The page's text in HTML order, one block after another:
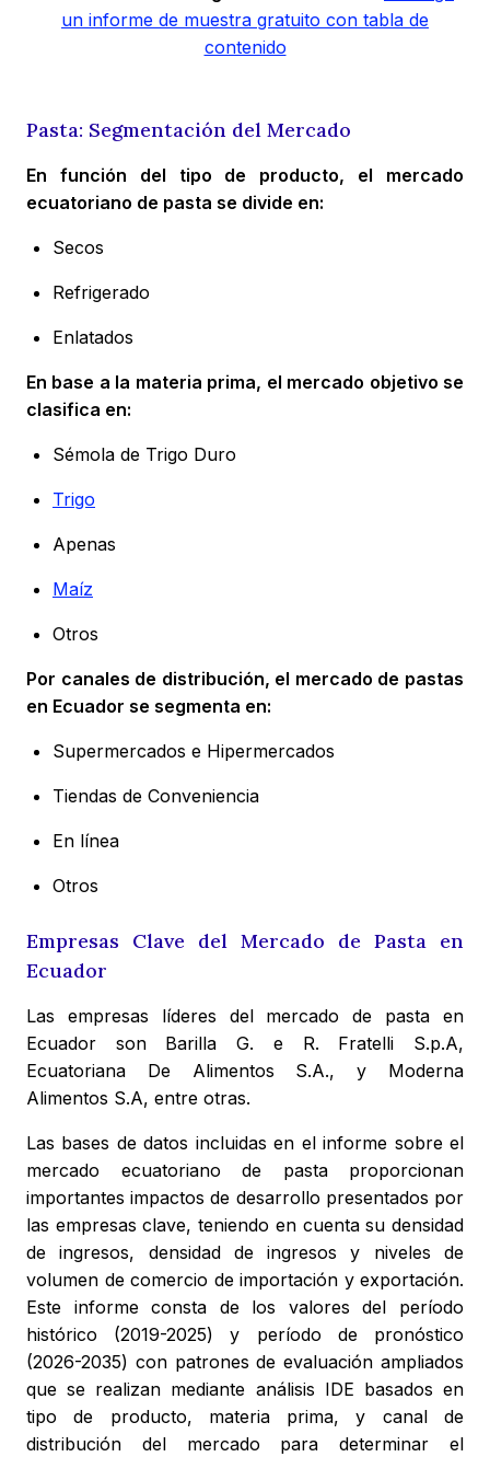
un informe de muestra gratuito con tabla de
contenido
Pasta: Segmentación del Mercado
En función del tipo de producto, el mercado
ecuatoriano de pasta se divide en:
Secos
Refrigerado
Enlatados
En base a la materia prima, el mercado objetivo se
clasifica en:
Sémola de Trigo Duro
Trigo
Apenas
Maíz
Otros
Por canales de distribución, el mercado de pastas
en Ecuador se segmenta en:
Supermercados e Hipermercados
Tiendas de Conveniencia
En línea
Otros
Empresas Clave del Mercado de Pasta en
Ecuador
Las empresas líderes del mercado de pasta en
Ecuador son Barilla G. e R. Fratelli S.p.A,
Ecuatoriana De Alimentos S.A., y Moderna
Alimentos S.A, entre otras.
Las bases de datos incluidas en el informe sobre el
mercado ecuatoriano de pasta proporcionan
importantes impactos de desarrollo presentados por
las empresas clave, teniendo en cuenta su densidad
de ingresos, densidad de ingresos y niveles de
volumen de comercio de importación y exportación.
Este informe consta de los valores del período
histórico (2019-2025) y período de pronóstico
(2026-2035) con patrones de evaluación ampliados
que se realizan mediante análisis IDE basados en
tipo de producto, materia prima, y canal de
distribución del mercado para determinar el